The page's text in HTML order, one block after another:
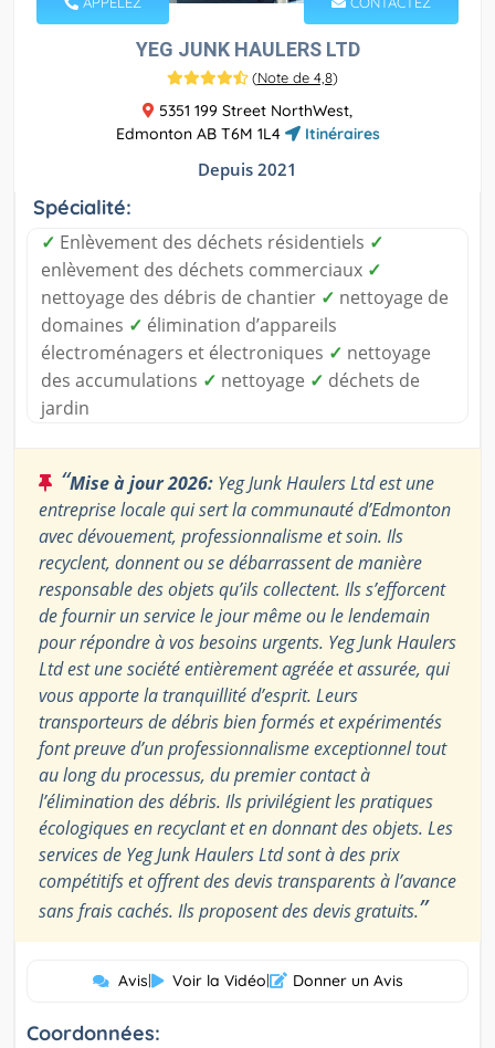
YEG JUNK HAULERS LTD
(Note de 4,8)
5351 199 Street NorthWest,
Edmonton AB T6M 1L4
Itinéraires
Depuis 2021
Spécialité:
✓ Enlèvement des déchets résidentiels ✓
enlèvement des déchets commerciaux ✓
nettoyage des débris de chantier ✓ nettoyage de
domaines ✓ élimination d’appareils
électroménagers et électroniques ✓ nettoyage
des accumulations ✓ nettoyage ✓ déchets de
jardin
“Mise à jour 2026: Yeg Junk Haulers Ltd est une
entreprise locale qui sert la communauté d’Edmonton
avec dévouement, professionnalisme et soin. Ils
recyclent, donnent ou se débarrassent de manière
responsable des objets qu’ils collectent. Ils s’efforcent
de fournir un service le jour même ou le lendemain
pour répondre à vos besoins urgents. Yeg Junk Haulers
Ltd est une société entièrement agréée et assurée, qui
vous apporte la tranquillité d’esprit. Leurs
transporteurs de débris bien formés et expérimentés
font preuve d’un professionnalisme exceptionnel tout
au long du processus, du premier contact à
l’élimination des débris. Ils privilégient les pratiques
écologiques en recyclant et en donnant des objets. Les
services de Yeg Junk Haulers Ltd sont à des prix
compétitifs et offrent des devis transparents à l’avance
sans frais cachés. Ils proposent des devis gratuits.”
Avis| Voir la Vidéo| Donner un Avis
Coordonnées: